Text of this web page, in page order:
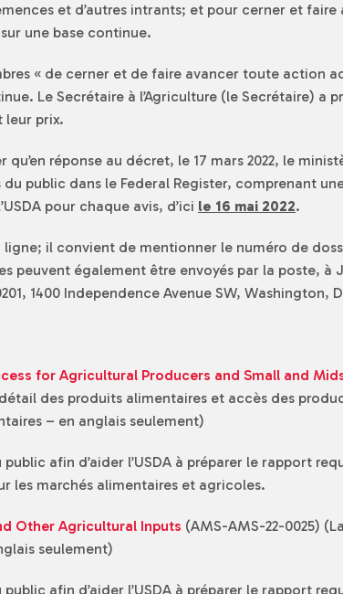
et d’autres intrants; et pour cerner et
une base continue.
« de cerner et de faire avancer toute action
Le Secrétaire à l’Agriculture (le Secrétaire) a
leur prix.
réponse au décret, le 17 mars 2022, le
public dans le Federal Register, comprenant
pour chaque avis, d’ici le 16 mai 2022.
il convient de mentionner le numéro de
peuvent également être envoyés par la poste, à
1400 Independence Avenue SW, Washington,
for Agricultural Producers and Small and
des produits alimentaires et accès des
– en anglais seulement)
afin d’aider l’USDA à préparer le rapport
les marchés alimentaires et agricoles.
Other Agricultural Inputs (AMS-AMS-22-0025)
seulement)
afin d’aider l’USDA à préparer le rapport